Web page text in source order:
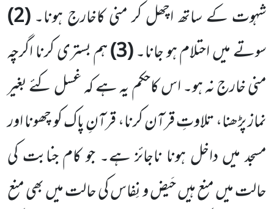
شہوت کے ساتھ اچھل کر منی کاخارج ہونا۔(
2
)
سوتے میں احتلامہو جانا۔(
3
)ہم بستری کرنا اگرچہ
منی خارج نہ ہو۔ اس کاحکم یہ ہے کہ غسل کئے بغیر
نماز پڑھنا، تلاوتِ قرآن کرنا، قرآنِ پاک کو چھونا اور
مسجد میں داخل ہونا ناجائز ہے۔ جو کام جنابت کی
حالت میں منع ہیں حَیض و نِفاس کی حالت میں بھی منع